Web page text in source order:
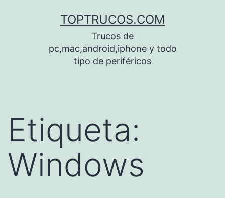
TOPTRUCOS.COM
Trucos de
pc,mac,android,iphone y todo
tipo de periféricos
Etiqueta:
Windows